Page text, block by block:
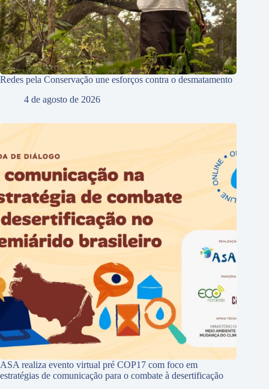
Redes pela Conservação une esforços contra o desmatamento
4 de agosto de 2026
ASA realiza evento virtual pré COP17 com foco em
estratégias de comunicação para o combate à desertificação